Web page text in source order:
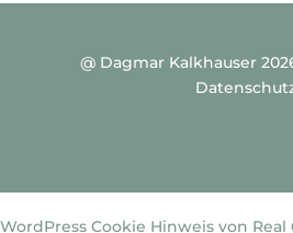
@ Dagmar Kalkhauser
WordPress Cookie Hinweis von